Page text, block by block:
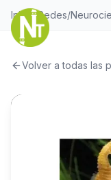
Inicio/Redes/
Volver a todas las